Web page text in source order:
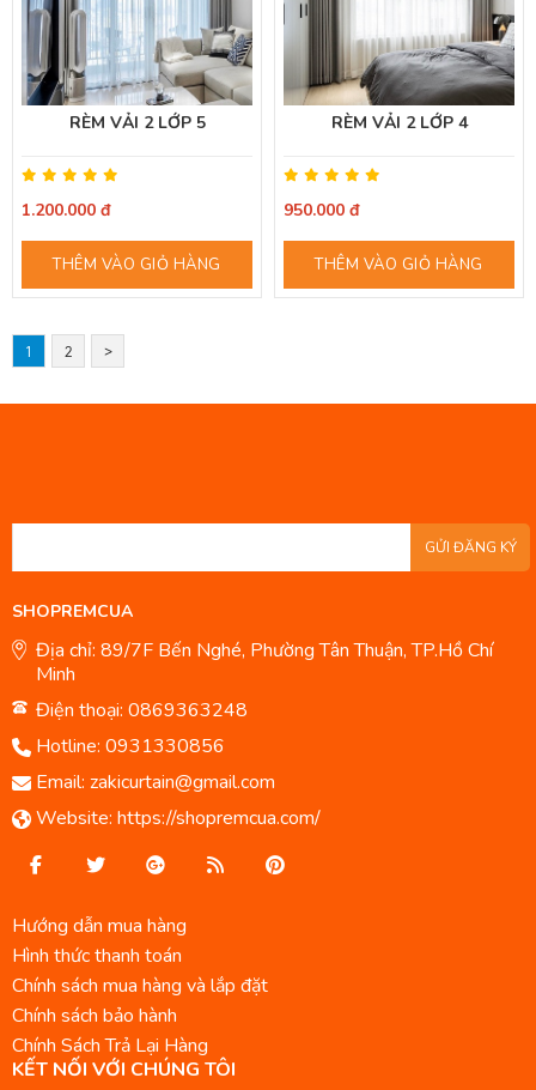
RÈM VẢI 2 LỚP 5
1.200.000 đ
THÊM VÀO GIỎ HÀNG
RÈM VẢI 2 LỚP 4
950.000 đ
THÊM VÀO GIỎ HÀNG
1 2 >
GỬI ĐĂNG KÝ
SHOPREMCUA
Địa chỉ: 89/7F Bến Nghé, Phường Tân Thuận, TP.Hồ Chí
Minh
Điện thoại: 0869363248
Hotline: 0931330856
Email: zakicurtain@gmail.com
Website: https://shopremcua.com/
Hướng dẫn mua hàng
Hình thức thanh toán
Chính sách mua hàng và lắp đặt
Chính sách bảo hành
Chính Sách Trả Lại Hàng
KẾT NỐI VỚI CHÚNG TÔI